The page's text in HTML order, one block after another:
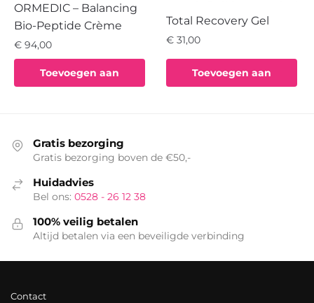
ORMEDIC – Balancing
Bio-Peptide Crème
€ 94,00
Toevoegen aan
Total Recovery Gel
€ 31,00
Toevoegen aan
Gratis bezorging
Gratis bezorging boven de €50,-
Huidadvies
Bel ons: 0528 - 26 12 38
100% veilig betalen
Altijd betalen via een beveiligde verbinding
Contact